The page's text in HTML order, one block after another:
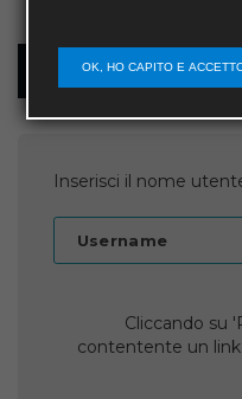
Password recovery
Inserisci il nome
Username
Cliccando su
contentente un
OK, HO CAPITO E